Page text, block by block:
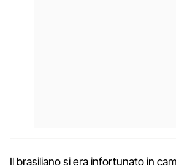
Il brasiliano si era infortunato in